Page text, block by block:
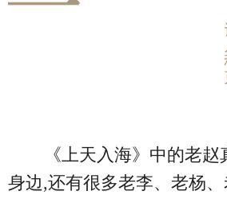
《上天入海》中的老
身边,还有很多老李、老杨